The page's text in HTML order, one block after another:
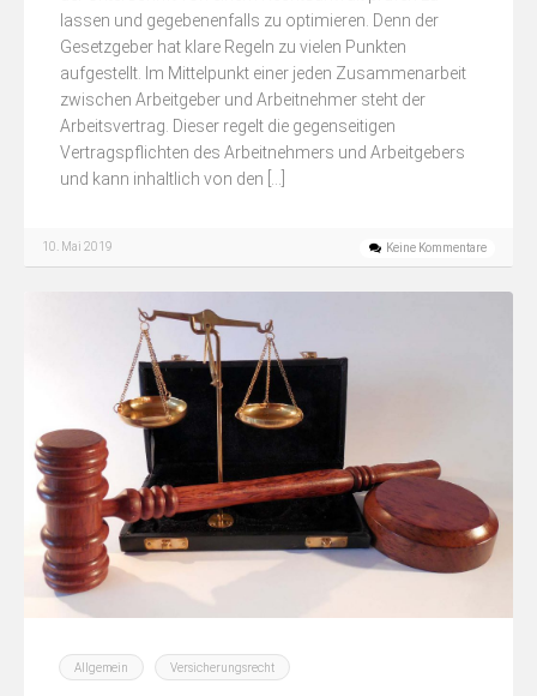
lassen und gegebenenfalls zu optimieren. Denn der
Gesetzgeber hat klare Regeln zu vielen Punkten
aufgestellt. Im Mittelpunkt einer jeden Zusammenarbeit
zwischen Arbeitgeber und Arbeitnehmer steht der
Arbeitsvertrag. Dieser regelt die gegenseitigen
Vertragspflichten des Arbeitnehmers und Arbeitgebers
und kann inhaltlich von den […]
10. Mai 2019 Keine Kommentare
Allgemein Versicherungsrecht